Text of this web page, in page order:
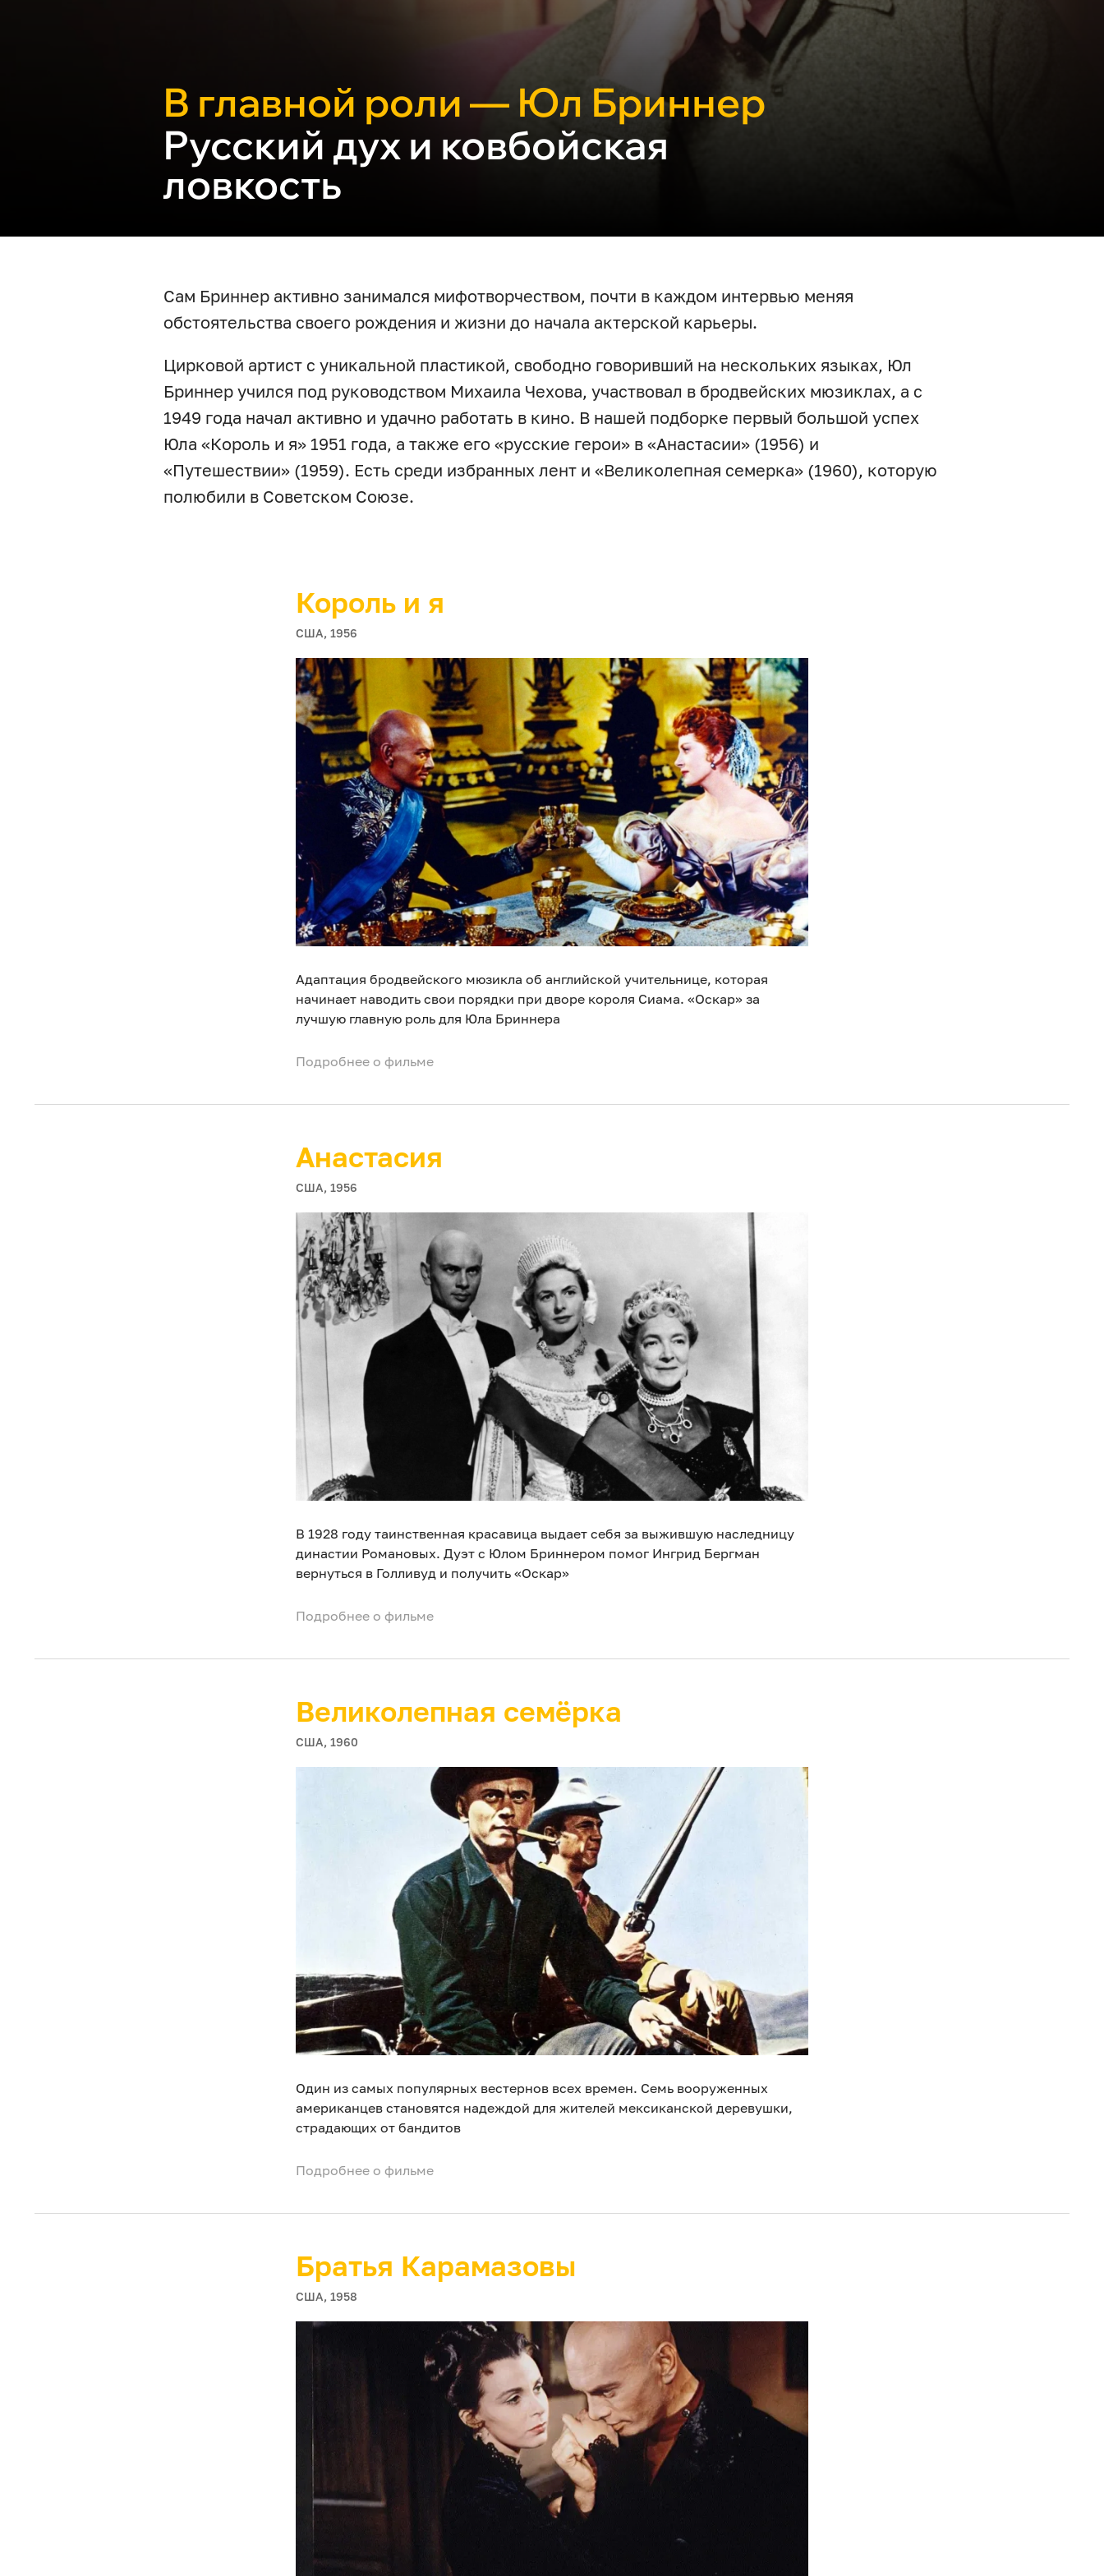
В главной роли — Юл Бриннер
Русский дух и ковбойская
ловкость
Сам Бриннер активно занимался мифотворчеством, почти в каждом интервью меняя
обстоятельства своего рождения и жизни до начала актерской карьеры.
Цирковой артист с уникальной пластикой, свободно говоривший на нескольких языках, Юл
Бриннер учился под руководством Михаила Чехова, участвовал в бродвейских мюзиклах, а с
1949 года начал активно и удачно работать в кино. В нашей подборке первый большой успех
Юла «Король и я» 1951 года, а также его «русские герои» в «Анастасии» (1956) и
«Путешествии» (1959). Есть среди избранных лент и «Великолепная семерка» (1960), которую
полюбили в Советском Союзе.
Король и я
США, 1956
Адаптация бродвейского мюзикла об английской учительнице, которая
начинает наводить свои порядки при дворе короля Сиама. «Оскар» за
лучшую главную роль для Юла Бриннера
Подробнее о фильме
Анастасия
США, 1956
В 1928 году таинственная красавица выдает себя за выжившую наследницу
династии Романовых. Дуэт с Юлом Бриннером помог Ингрид Бергман
вернуться в Голливуд и получить «Оскар»
Подробнее о фильме
Великолепная семёрка
США, 1960
Один из самых популярных вестернов всех времен. Семь вооруженных
американцев становятся надеждой для жителей мексиканской деревушки,
страдающих от бандитов
Подробнее о фильме
Братья Карамазовы
США, 1958